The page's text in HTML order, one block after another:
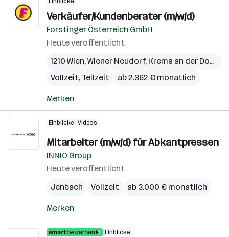
Verkäufer/Kundenberater (m/w/d)
Forstinger Österreich GmbH
Heute veröffentlicht
1210 Wien,Wiener Neudorf, Krems an der Donau
Vollzeit, Teilzeit
ab 2.362 € monatlich
Merken
Einblicke Videos
Mitarbeiter (m/w/d) für Abkantpressen
INNIO Group
Heute veröffentlicht
Jenbach
Vollzeit ab 3.000 € monatlich
Merken
Einblicke